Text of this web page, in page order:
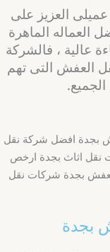
العزيز على
العماله الماهرة
عالية ، فالشركة
العفش التى تهم
بجدة